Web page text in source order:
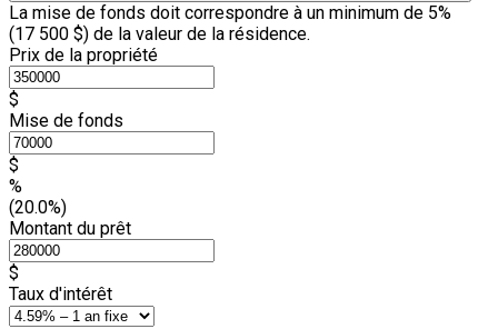
La mise de fonds doit correspondre à un minimum de 5%
(17 500 $) de la valeur de la résidence.
Prix de la propriété
$
Mise de fonds
$
%
(20.0%)
Montant du prêt
$
Taux d'intérêt